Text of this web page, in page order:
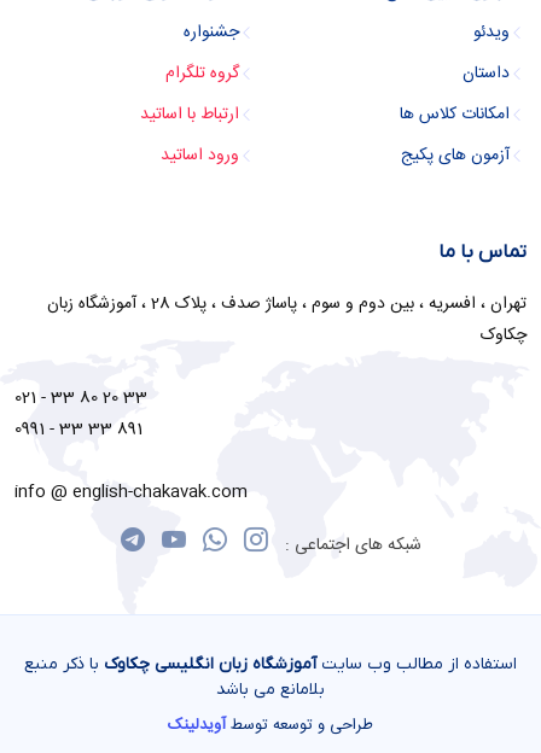
ویدئو
داستان
امکانات کلاس ها
آزمون های پکیج
جشنواره
گروه تلگرام
ارتباط با اساتید
ورود اساتید
تماس با ما
تهران ، افسریه ، بین دوم و سوم ، پاساژ صدف ، پلاک 28 ، آموزشگاه زبان
چکاوک
021 - 33 80 20 33
0991 - 33 33 891
info @ english-chakavak.com
شبکه های اجتماعی :
استفاده از مطالب وب سایتآموزشگاه زبان انگلیسی چکاوک با ذکر منبع
بلامانع می باشد
طراحی و توسعه توسطآویدلینک